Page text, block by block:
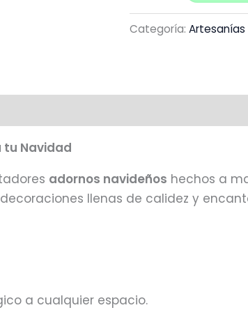
Categoría:
tu Navidad
adornos navideños hechos a
llenas de calidez y
a cualquier espacio.